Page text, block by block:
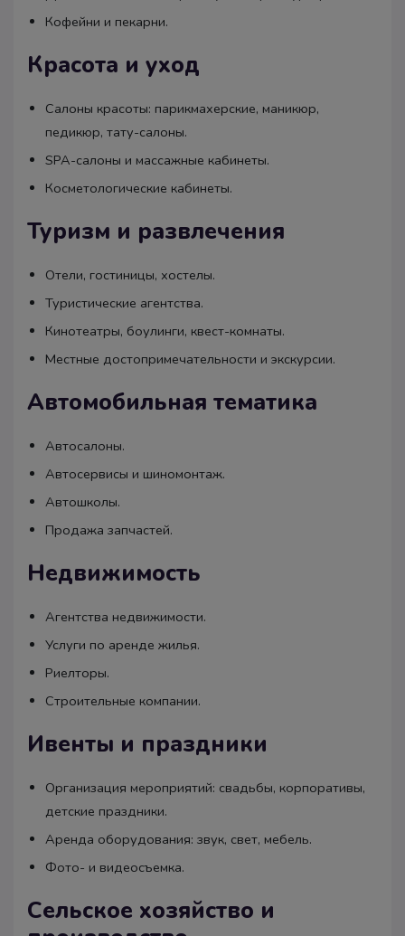
Кофейни и пекарни.
Красота и уход
Салоны красоты: парикмахерские, маникюр,
педикюр, тату-салоны.
SPA-салоны и массажные кабинеты.
Косметологические кабинеты.
Туризм и развлечения
Отели, гостиницы, хостелы.
Туристические агентства.
Кинотеатры, боулинги, квест-комнаты.
Местные достопримечательности и экскурсии.
Автомобильная тематика
Автосалоны.
Автосервисы и шиномонтаж.
Автошколы.
Продажа запчастей.
Недвижимость
Агентства недвижимости.
Услуги по аренде жилья.
Риелторы.
Строительные компании.
Ивенты и праздники
Организация мероприятий: свадьбы, корпоративы,
детские праздники.
Аренда оборудования: звук, свет, мебель.
Фото- и видеосъемка.
Сельское хозяйство и